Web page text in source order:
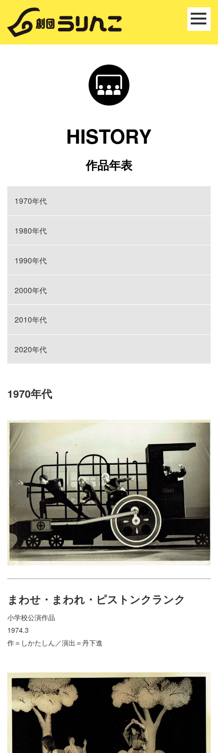
HISTORY
作品年表
1970年代
1980年代
1990年代
2000年代
2010年代
2020年代
1970年代
まわせ・まわれ・ピストンクランク
小学校公演作品
1974.3
作＝しかたしん／演出＝丹下進